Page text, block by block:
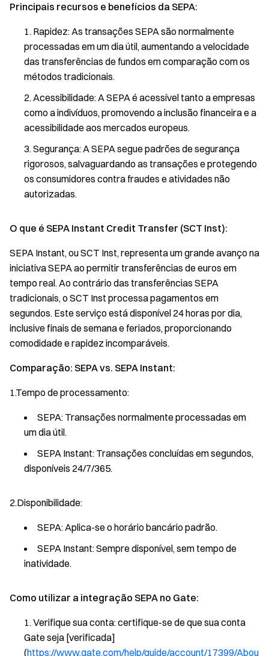
Principais recursos e benefícios da SEPA:
Rapidez: As transações SEPA são normalmente
processadas em um dia útil, aumentando a velocidade
das transferências de fundos em comparação com os
métodos tradicionais.
Acessibilidade: A SEPA é acessível tanto a empresas
como a indivíduos, promovendo a inclusão financeira e a
acessibilidade aos mercados europeus.
Segurança: A SEPA segue padrões de segurança
rigorosos, salvaguardando as transações e protegendo
os consumidores contra fraudes e atividades não
autorizadas.
O que é SEPA Instant Credit Transfer (SCT Inst):
SEPA Instant, ou SCT Inst, representa um grande avanço na
iniciativa SEPA ao permitir transferências de euros em
tempo real. Ao contrário das transferências SEPA
tradicionais, o SCT Inst processa pagamentos em
segundos. Este serviço está disponível 24 horas por dia,
inclusive finais de semana e feriados, proporcionando
comodidade e rapidez incomparáveis.
Comparação: SEPA vs. SEPA Instant:
1.Tempo de processamento:
SEPA: Transações normalmente processadas em
um dia útil.
SEPA Instant: Transações concluídas em segundos,
disponíveis 24/7/365.
2.Disponibilidade:
SEPA: Aplica-se o horário bancário padrão.
SEPA Instant: Sempre disponível, sem tempo de
inatividade.
Como utilizar a integração SEPA no Gate:
Verifique sua conta: certifique-se de que sua conta
Gate seja [verificada]
(https://www.gate.com/help/guide/account/17399/Abou